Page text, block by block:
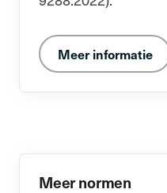
Meer informatie
Meer normen